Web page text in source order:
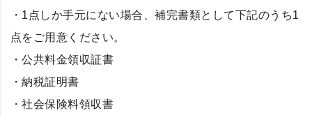
・1点しか手元にない場合、補完書類として下記のうち1
点をご用意ください。
・公共料金領収証書
・納税証明書
・社会保険料領収書